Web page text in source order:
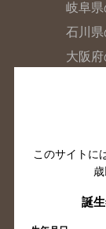
岐阜
石川
大阪
滋賀県
山口
島根
香川
このサイトに
誕